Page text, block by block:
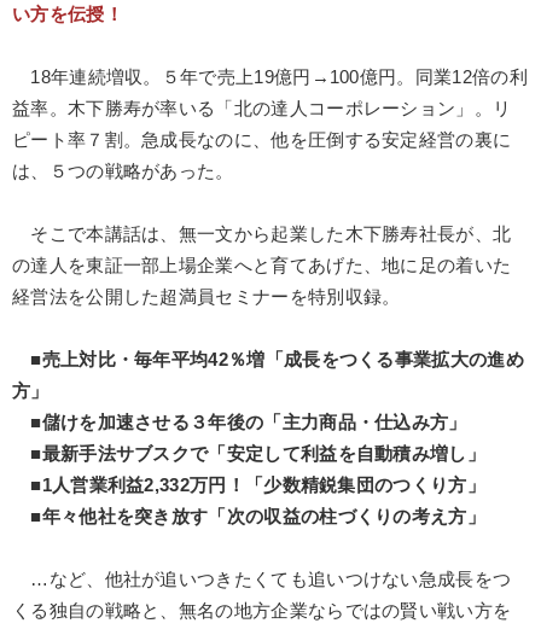
老舗企業 異発想 経済予測
※「更新」を押すと「テーマ」「キーワード」を更新いただけます。
経営音声・動画を探す refresh 更新する
全国経営者セミナー収録物以外の経営教材（全762タイトル）からお探
しいただけます
カテゴリー
仕事のスキルと人間力を高める知恵を身につける
【4月】音声・映像
経営リーダーの考え方と戦略を学ぶ
い方を伝授！
18年連続増収。５年で売上19億円→100億円。同業12倍の利
益率。木下勝寿が率いる「北の達人コーポレーション」。リ
ピート率７割。急成長なのに、他を圧倒する安定経営の裏に
は、５つの戦略があった。
そこで本講話は、無一文から起業した木下勝寿社長が、北
の達人を東証一部上場企業へと育てあげた、地に足の着いた
経営法を公開した超満員セミナーを特別収録。
■売上対比・毎年平均42％増「成長をつくる事業拡大の進め
方」
■儲けを加速させる３年後の「主力商品・仕込み方」
■最新手法サブスクで「安定して利益を自動積み増し」
■1人営業利益2,332万円！「少数精鋭集団のつくり方」
■年々他社を突き放す「次の収益の柱づくりの考え方」
…など、他社が追いつきたくても追いつけない急成長をつ
くる独自の戦略と、無名の地方企業ならではの賢い戦い方を